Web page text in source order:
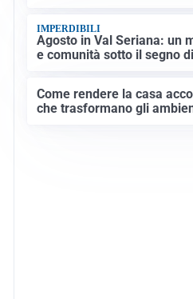
IMPERDIBILI
Agosto in Val Seriana: un
e comunità sotto il segno
Come rendere la casa
che trasformano gli